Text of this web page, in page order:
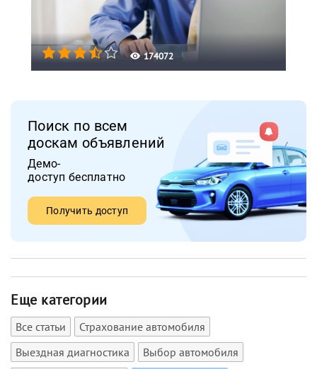
174072
Поиск по всем
доскам объявлений
Демо-
доступ бесплатно
Получить доступ
Еще категории
Все статьи
Страхование автомобиля
Выездная диагностика
Выбор автомобиля